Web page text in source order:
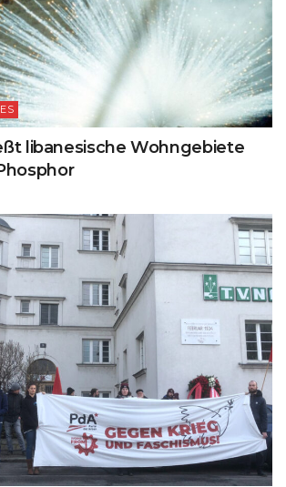
libanesische Wohngebiete